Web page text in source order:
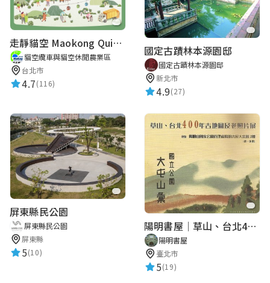
走靜貓空 Maokong Quiet Walks
貓空纜車與貓空休閒農業區
台北市
4.7(116)
國定古蹟林本源園邸
國定古蹟林本源園邸
新北市
4.9(27)
屏東縣民公園
屏東縣民公園
屏東縣
5(10)
陽明書屋｜草山、台北400年古地圖老照片展｜智慧導覽
陽明書屋
臺北市
5(19)